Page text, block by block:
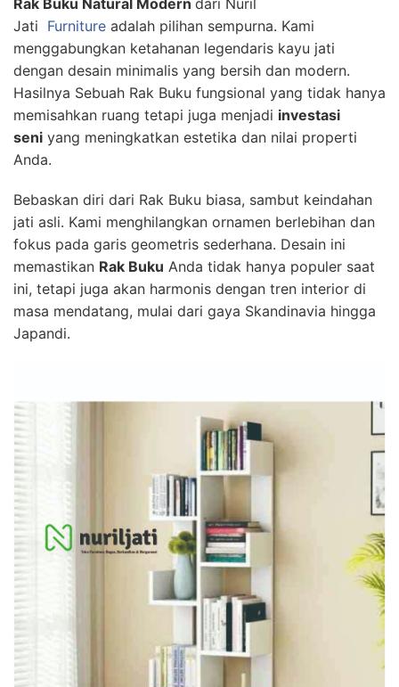
Rak Buku Natural Modern dari Nuril
Jati Furniture adalah pilihan sempurna. Kami
menggabungkan ketahanan legendaris kayu jati
dengan desain minimalis yang bersih dan modern.
Hasilnya Sebuah Rak Buku fungsional yang tidak hanya
memisahkan ruang tetapi juga menjadi investasi
seni yang meningkatkan estetika dan nilai properti
Anda.
Bebaskan diri dari Rak Buku biasa, sambut keindahan
jati asli. Kami menghilangkan ornamen berlebihan dan
fokus pada garis geometris sederhana. Desain ini
memastikan Rak Buku Anda tidak hanya populer saat
ini, tetapi juga akan harmonis dengan tren interior di
masa mendatang, mulai dari gaya Skandinavia hingga
Japandi.